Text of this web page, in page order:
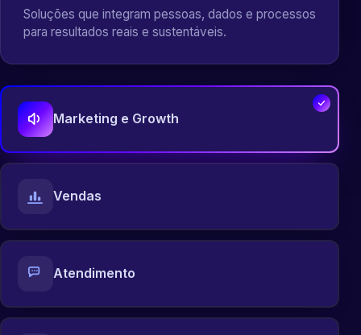
Soluções que integram pessoas, dados e processos
para resultados reais e sustentáveis.
Marketing e Growth
Vendas
Atendimento